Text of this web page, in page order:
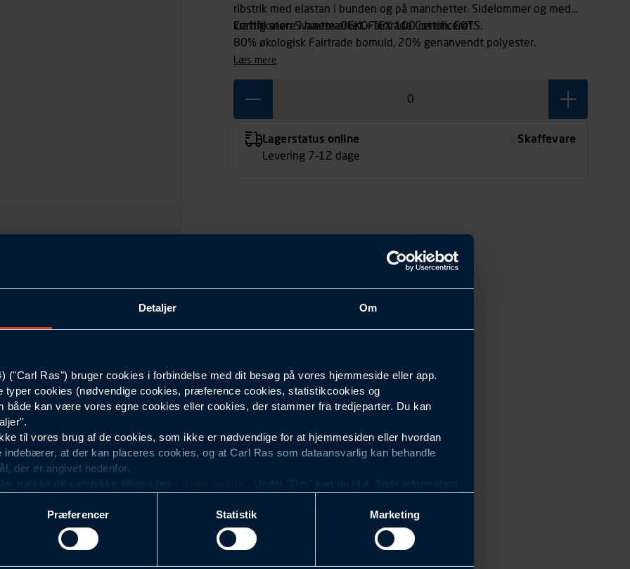
Detaljer Om
("Carl Ras") bruger cookies i forbindelse med dit besøg på vores hjemmeside eller app.
typer cookies (nødvendige cookies, præference cookies, statistikcookies og
både kan være vores egne cookies eller cookies, der stammer fra tredjeparter. Du kan
til vores brug af de cookies, som ikke er nødvendige for at hjemmesiden eller hvordan
indebærer, at der kan placeres cookies, og at Carl Ras som dataansvarlig kan behandle
der er angivet nedenfor.
trække dit samtykke tilbage her
. Under "Om" kan du bl.a. finde information
med det formål at optimere design, brugervenlighed og effektiviteten af vores
analyser af, hvilke oplysninger der er mest populære, og som derfor skal være nemme at
Præferencer Statistik Marketing
XS
Herre
ribstrik med elastan i bunden og på manchetter. Sidelommer og med
kraftig snøre i hætte. OEKO-TEX 100 certificeret.
Certifikater: Svanemærket. Fairtrade Cotton. GOTS.
80% økologisk Fairtrade bomuld, 20% genanvendt polyester.
læs mere
Lagerstatus online
Levering 7-12 dage
Skaffevare